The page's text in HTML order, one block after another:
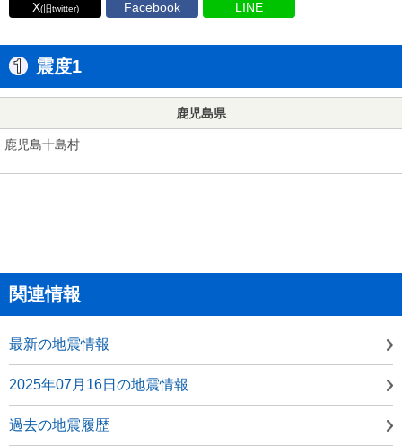
X(旧twitter) Facebook LINE
震度1
鹿児島県
鹿児島十島村
関連情報
最新の地震情報
2025年07月16日の地震情報
過去の地震履歴